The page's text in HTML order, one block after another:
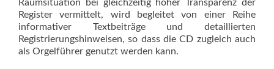
Raumsituation bei gleichzeitig hoher Transparenz der
Register vermittelt, wird begleitet von einer Reihe
informativer Textbeiträge und detaillierten
Registrierungshinweisen, so dass die CD zugleich auch
als Orgelführer genutzt werden kann.